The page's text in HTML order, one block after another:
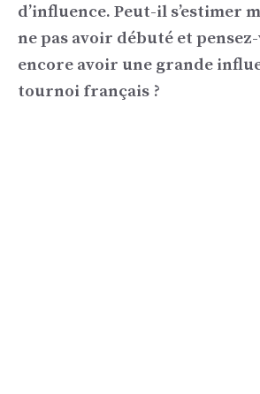
d’influence. Peut-il s’estimer
ne pas avoir débuté et
encore avoir une grande
tournoi français ?